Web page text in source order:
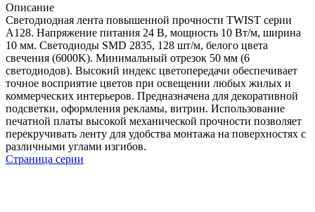
Описание
Светодиодная лента повышенной прочности TWIST серии
A128. Напряжение питания 24 В, мощность 10 Вт/м, ширина
10 мм. Светодиоды SMD 2835, 128 шт/м, белого цвета
свечения (6000K). Минимальный отрезок 50 мм (6
светодиодов). Высокий индекс цветопередачи обеспечивает
точное восприятие цветов при освещении любых жилых и
коммерческих интерьеров. Предназначена для декоративной
подсветки, оформления рекламы, витрин. Использование
печатной платы высокой механической прочности позволяет
перекручивать ленту для удобства монтажа на поверхностях с
различными углами изгибов.
Страница серии